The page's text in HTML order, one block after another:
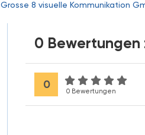
Grosse 8 visuelle Kommunikation
0 Bewertungen
0
0 Bewertungen